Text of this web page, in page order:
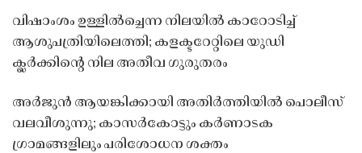
വിഷാംശം ഉള്ളിൽച്ചെന്ന നിലയിൽ കാറോടിച്ച്
ആശുപത്രിയിലെത്തി; കളക്ടറേറ്റിലെ യുഡി
ക്ലർക്കിൻ്റെ നില അതീവ ഗുരുതരം
അർജുൻ ആയങ്കിക്കായി അതിർത്തിയിൽ പൊലീസ്
വലവീശുന്നു; കാസർകോട്ടും കർണാടക
ഗ്രാമങ്ങളിലും പരിശോധന ശക്തം